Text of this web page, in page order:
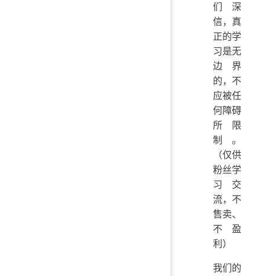
们深
信，真
正的学
习是无
边界
的，不
应被任
何障碍
所限
制。
（仅供
粉丝学
习交
流，不
售卖、
不盈
利）
我们的